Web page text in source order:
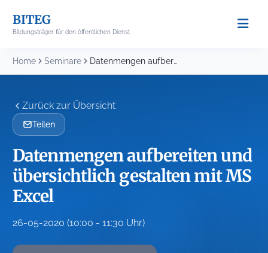
content
BITEG
Bildungsträger für den öffentlichen Dienst
Home Seminare Datenmengen aufbereiten und übersichtlich gestalten mit MS Excel
Zurück zur Übersicht
Teilen
Datenmengen aufbereiten und
übersichtlich gestalten mit MS
Excel
26-05-2020 (10:00 - 11:30 Uhr)